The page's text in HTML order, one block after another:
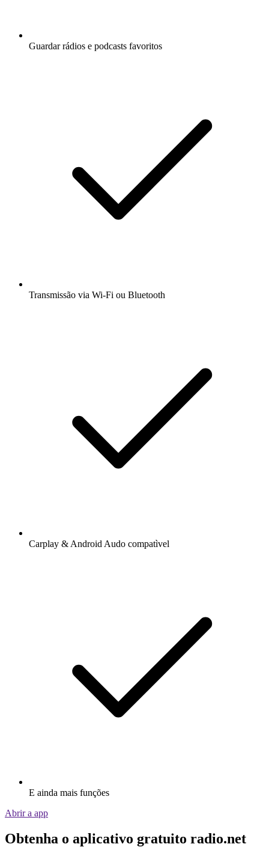
Guardar rádios e podcasts favoritos
Transmissão via Wi-Fi ou Bluetooth
Carplay & Android Audo compatìvel
E ainda mais funções
Abrir a app
Obtenha o aplicativo gratuito radio.net